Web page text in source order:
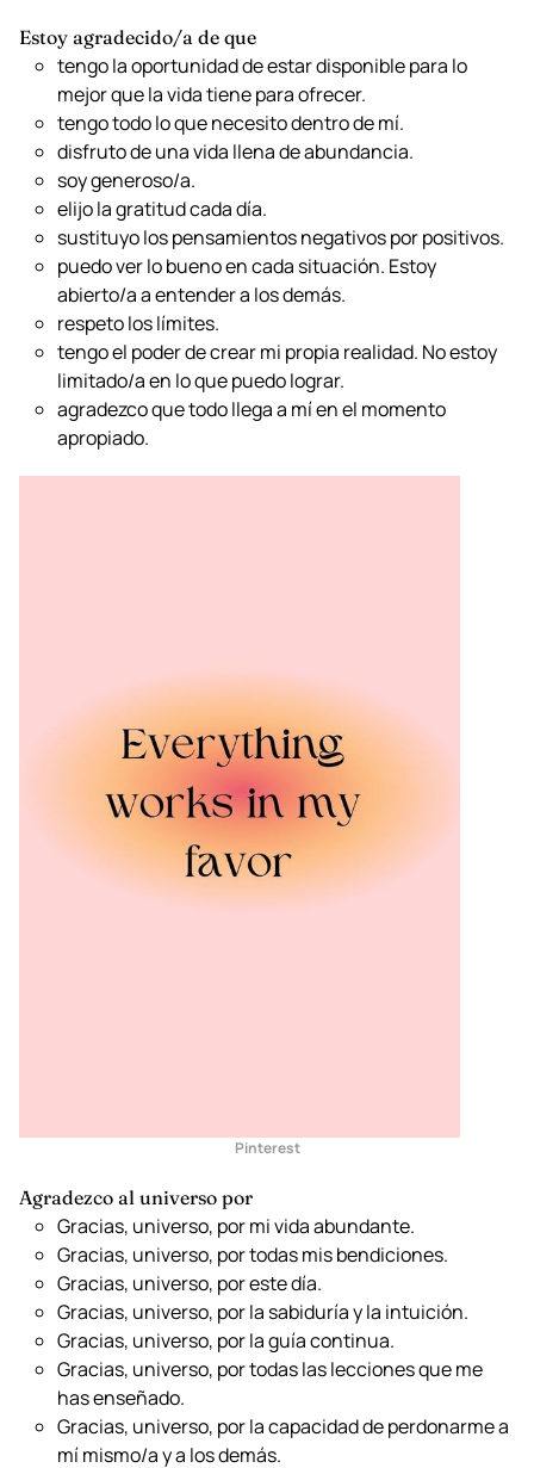
Estoy agradecido/a de que
tengo la oportunidad de estar disponible para lo
mejor que la vida tiene para ofrecer.
tengo todo lo que necesito dentro de mí.
disfruto de una vida llena de abundancia.
soy generoso/a.
elijo la gratitud cada día.
sustituyo los pensamientos negativos por positivos.
puedo ver lo bueno en cada situación. Estoy
abierto/a a entender a los demás.
respeto los límites.
tengo el poder de crear mi propia realidad. No estoy
limitado/a en lo que puedo lograr.
agradezco que todo llega a mí en el momento
apropiado.
Pinterest
Agradezco al universo por
Gracias, universo, por mi vida abundante.
Gracias, universo, por todas mis bendiciones.
Gracias, universo, por este día.
Gracias, universo, por la sabiduría y la intuición.
Gracias, universo, por la guía continua.
Gracias, universo, por todas las lecciones que me
has enseñado.
Gracias, universo, por la capacidad de perdonarme a
mí mismo/a y a los demás.